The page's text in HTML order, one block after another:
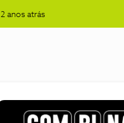
2 anos atrás